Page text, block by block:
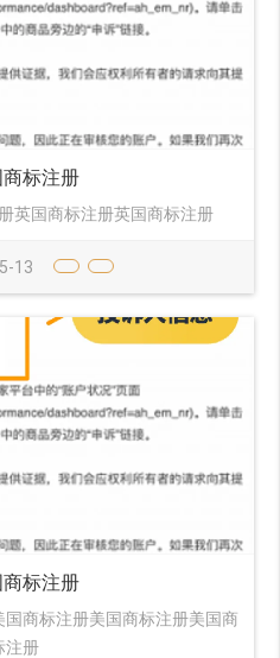
标注册
英国商标注册英国商标注册
13
商标注册
商标注册美国商标注册美国商
注册